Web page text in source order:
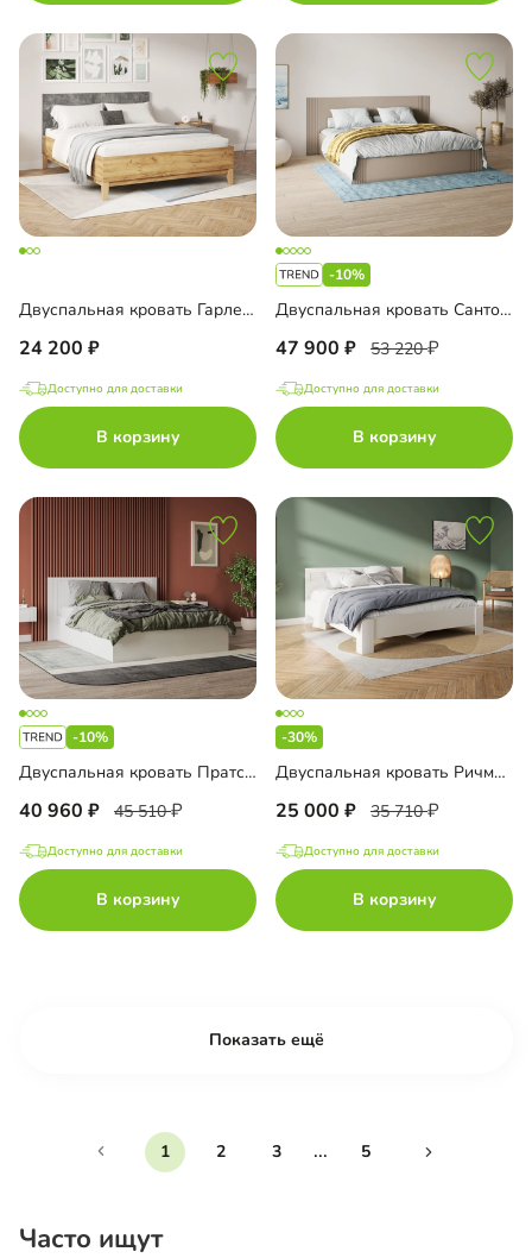
Двуспальная кровать Гарленд-160
24 200
Доступно для доставки
В корзину
-10%
Двуспальная кровать Санторини-1 1800 Лайф
47 900 53 220
Доступно для доставки
В корзину
-10%
Двуспальная кровать Пратс 160
40 960 45 510
Доступно для доставки
В корзину
-30%
Двуспальная кровать Ричмонд-180
25 000 35 710
Доступно для доставки
В корзину
Показать ещё
1 2 3 ... 5
Часто ищут